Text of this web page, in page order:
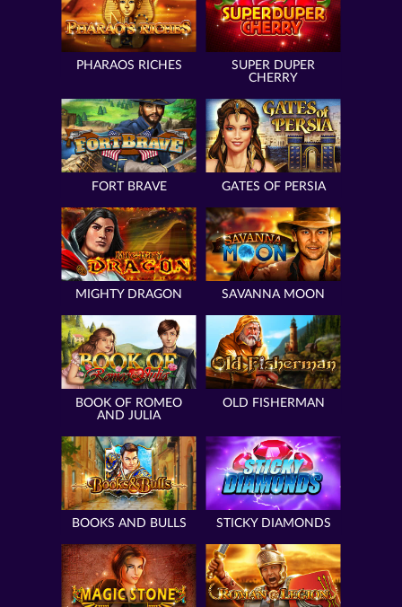
PHARAOS RICHES
SUPER DUPER
CHERRY
FORT BRAVE GATES OF PERSIA
MIGHTY DRAGON SAVANNA MOON
BOOK OF ROMEO
AND JULIA
OLD FISHERMAN
BOOKS AND BULLS STICKY DIAMONDS